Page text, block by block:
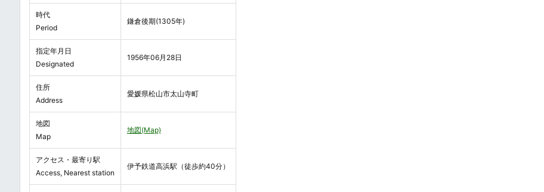
時代
Period
鎌倉後期(1305年)
指定年月日
Designated
1956年06月28日
住所
Address
愛媛県松山市太山寺町
地図
Map
地図(Map)
アクセス・最寄り駅
Access, Nearest station
伊予鉄道高浜駅（徒歩約40分）